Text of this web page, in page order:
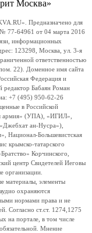
Москва»
Предназначено для
77-64961 от 04 марта 2016
информационных
123298, Москва, ул. 3-я
ответственностью
22). Доменное имя сайта
Федерация и
редактор Бабаян Роман
+7 (495) 950-62-26
в Российской
армия» (УПА), «ИГИЛ»,
ан-Нусра»),
Национал-Большевистская
крымско-татарского
Корчинского,
центр Свидетелей Иеговы
организации.
материалы, элементы
охраняются
нормами права и не
Согласно ст.ст. 1274,1275
на портале, в том числе
Мнение